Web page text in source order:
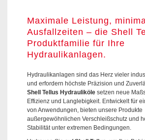
Maximale Leistung,
Ausfallzeiten – die Shell
Produktfamilie für Ihre
Hydraulikanlagen.
Hydraulikanlagen sind das Herz vieler
und erfordern höchste Präzision und
Shell Tellus Hydrauliköle setzen neue
Effizienz und Langlebigkeit. Entwickelt für
von Anwendungen, bieten unsere Produkte
außergewöhnlichen Verschleißschutz und
Stabilität unter extremen Bedingungen.